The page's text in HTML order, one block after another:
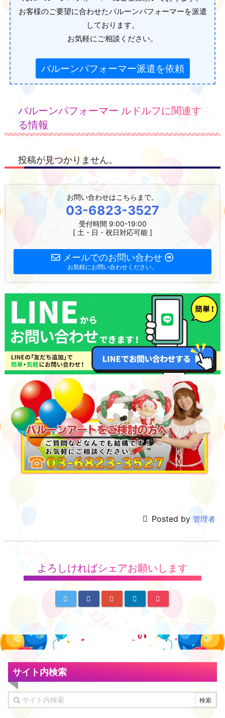
お客様のご要望に合わせたバルーンパフォーマーを派遣
しております。
お気軽にご相談ください。
バルーンパフォーマー派遣を依頼
バルーンパフォーマー ルドルフに関連す
る情報
投稿が見つかりません。
お問い合わせはこちらまで。
03-6823-3527
受付時間 9:00-19:00
[ 土・日・祝日対応可能 ]
メールでのお問い合わせ
お気軽にお問い合わせください。
Posted by 管理者
よろしければシェアお願いします
サイト内検索